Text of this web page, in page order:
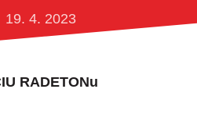
19. 4. 2023
RADETONu